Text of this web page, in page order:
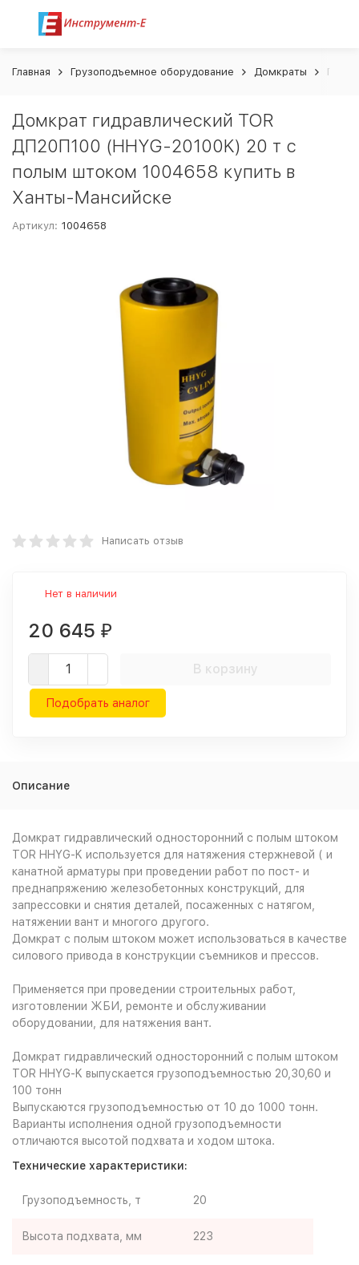
Главная Грузоподъемное оборудование Домкраты
Домкрат гидравлический TOR
ДП20П100 (HHYG-20100K) 20 т с
полым штоком 1004658 купить в
Ханты-Мансийске
Артикул: 1004658
Написать отзыв
Нет в наличии
20 645 ₽
В корзину
Подобрать аналог
Описание
Домкрат гидравлический односторонний с полым штоком
TOR HHYG-K используется для натяжения стержневой ( и
канатной арматуры при проведении работ по пост- и
преднапряжению железобетонных конструкций, для
запрессовки и снятия деталей, посаженных с натягом,
натяжении вант и многого другого.
Домкрат с полым штоком может использоваться в качестве
силового привода в конструкции съемников и прессов.
Применяется при проведении строительных работ,
изготовлении ЖБИ, ремонте и обслуживании
оборудовании, для натяжения вант.
Домкрат гидравлический односторонний с полым штоком
TOR HHYG-K выпускается грузоподъемностью 20,30,60 и
100 тонн
Выпускаются грузоподъемностью от 10 до 1000 тонн.
Варианты исполнения одной грузоподъемности
отличаются высотой подхвата и ходом штока.
Технические характеристики:
Грузоподъемность, т 20
Высота подхвата, мм 223